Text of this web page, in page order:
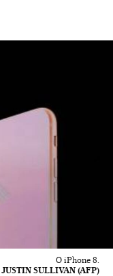
O iPhone 8.
JUSTIN SULLIVAN (AFP)